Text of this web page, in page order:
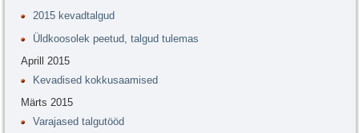
2015 kevadtalgud
Üldkoosolek peetud, talgud tulemas
Aprill 2015
Kevadised kokkusaamised
Märts 2015
Varajased talgutööd